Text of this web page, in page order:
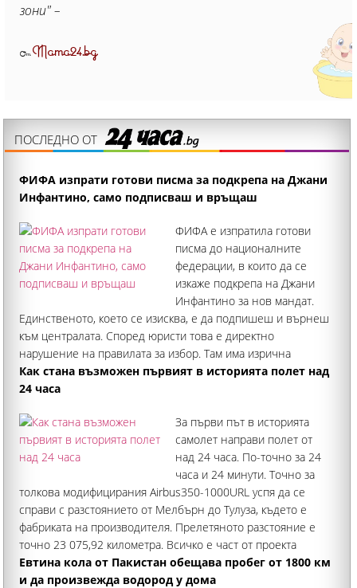
зони" –
ОтMama24.bg
ПОСЛЕДНО ОТ
ФИФА изпрати готови писма за подкрепа на Джани
Инфантино, само подписваш и връщаш
ФИФА е изпратила готови
писма до националните
федерации, в които да се
изкаже подкрепа на Джани
Инфантино за нов мандат.
Единственото, което се изисква, е да подпишеш и върнеш
към централата. Според юристи това е директно
нарушение на правилата за избор. Там има изрична
забрана кандидатът да комуникира през официалните
канали на ФИФА
Как стана възможен първият в историята полет над
24 часа
За първи път в историята
самолет направи полет от
над 24 часа. По-точно за 24
часа и 24 минути. Точно за
толкова модифицирания Airbus350-1000URL успя да се
справи с разстоянието от Мелбърн до Тулуза, където е
фабриката на производителя. Прелетяното разстояние е
точно 23 075,92 километра. Всичко е част от проекта
"Слънчев изгрев" на австралийската
Евтина кола от Пакистан обещава пробег от 1800 км
и да произвежда водород у дома